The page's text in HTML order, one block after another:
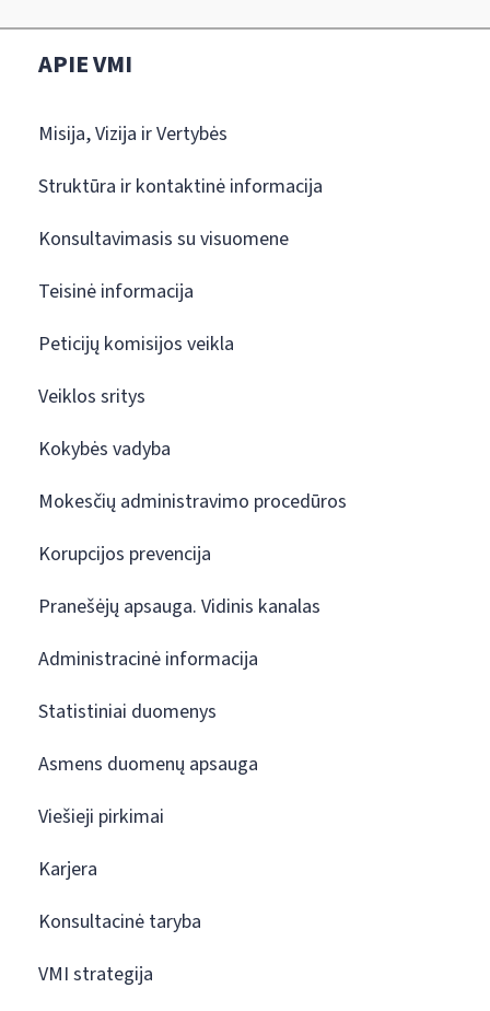
APIE VMI
Misija, Vizija ir Vertybės
Struktūra ir kontaktinė informacija
Konsultavimasis su visuomene
Teisinė informacija
Peticijų komisijos veikla
Veiklos sritys
Kokybės vadyba
Mokesčių administravimo procedūros
Korupcijos prevencija
Pranešėjų apsauga. Vidinis kanalas
Administracinė informacija
Statistiniai duomenys
Asmens duomenų apsauga
Viešieji pirkimai
Karjera
Konsultacinė taryba
VMI strategija